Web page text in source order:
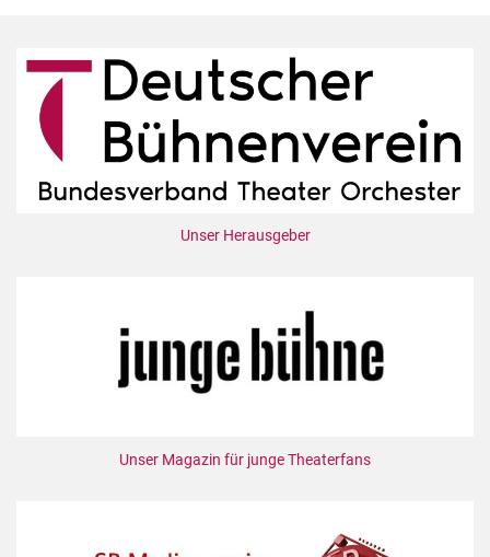
Unser Herausgeber
Unser Magazin für junge Theaterfans